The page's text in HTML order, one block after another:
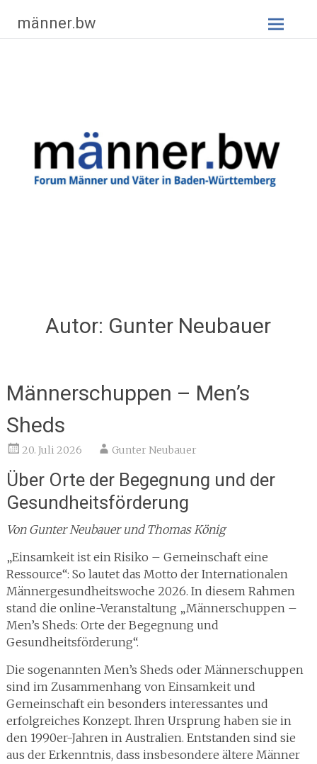
Inhalt
springen
männer.bw
Autor: Gunter Neubauer
Männerschuppen – Men’s
Sheds
20. Juli 2026 Gunter Neubauer
Über Orte der Begegnung und der
Gesundheitsförderung
Von Gunter Neubauer und Thomas König
„Einsamkeit ist ein Risiko – Gemeinschaft eine
Ressource“: So lautet das Motto der Internationalen
Männergesundheitswoche 2026. In diesem Rahmen
stand die online-Veranstaltung „Männerschuppen –
Men’s Sheds: Orte der Begegnung und
Gesundheitsförderung“.
Die sogenannten Men’s Sheds oder Männerschuppen
sind im Zusammenhang von Einsamkeit und
Gemeinschaft ein besonders interessantes und
erfolgreiches Konzept. Ihren Ursprung haben sie in
den 1990er-Jahren in Australien. Entstanden sind sie
aus der Erkenntnis, dass insbesondere ältere Männer